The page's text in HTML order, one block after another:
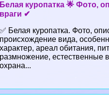
Белая куропатка 🌟 Фото,
враги ✔
✅ Белая куропатка. Фото,
происхождение вида,
хаpaктер, ареал обитания,
размножение, естественные
охрана...